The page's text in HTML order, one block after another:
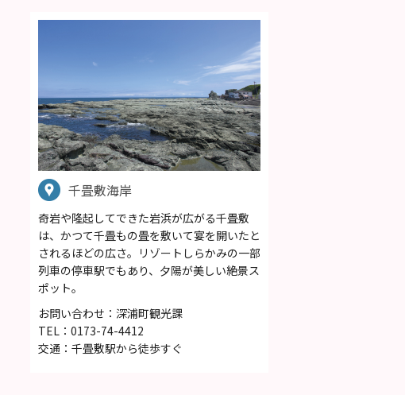
千畳敷海岸
奇岩や隆起してできた岩浜が広がる千畳敷
は、かつて千畳もの畳を敷いて宴を開いたと
されるほどの広さ。リゾートしらかみの一部
列車の停車駅でもあり、夕陽が美しい絶景ス
ポット。
お問い合わせ：深浦町観光課
TEL：0173-74-4412
交通：千畳敷駅から徒歩すぐ